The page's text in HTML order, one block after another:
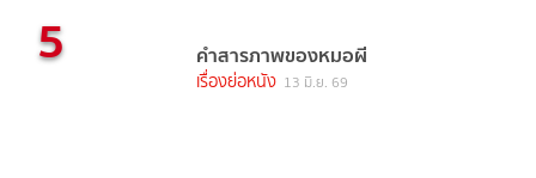
5 คำสารภาพของหมอผี
เรื่องย่อหนัง 13 มิ.ย. 69